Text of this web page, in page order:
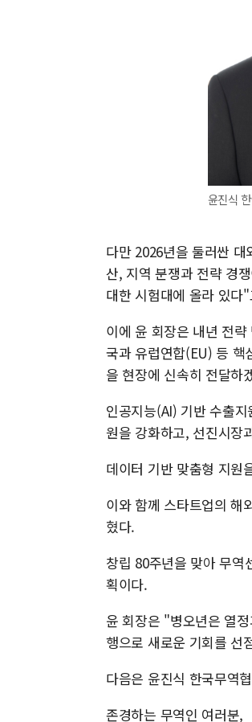
윤진식
다만 2026년을 둘러싼
산, 지역 분쟁과 전략 경
대한 시험대에 올라 있다
이에 윤 회장은 내년 전
국과 유럽연합(EU) 등 핵
을 현장에 신속히 전달하
인공지능(AI) 기반 수출
원을 강화하고, 선진시장
데이터 기반 맞춤형 지원
이와 함께 스타트업의 해
혔다.
창립 80주년을 맞아 무역
획이다.
윤 회장은 "병오년은 열
행으로 새로운 기회를 선
다음은 윤진식 한국무역
존경하는 무역인 여러분,